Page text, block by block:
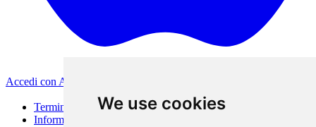
We use cookies
Accedi con Apple
Termini di Utilizzo
Informativa sulla privacy